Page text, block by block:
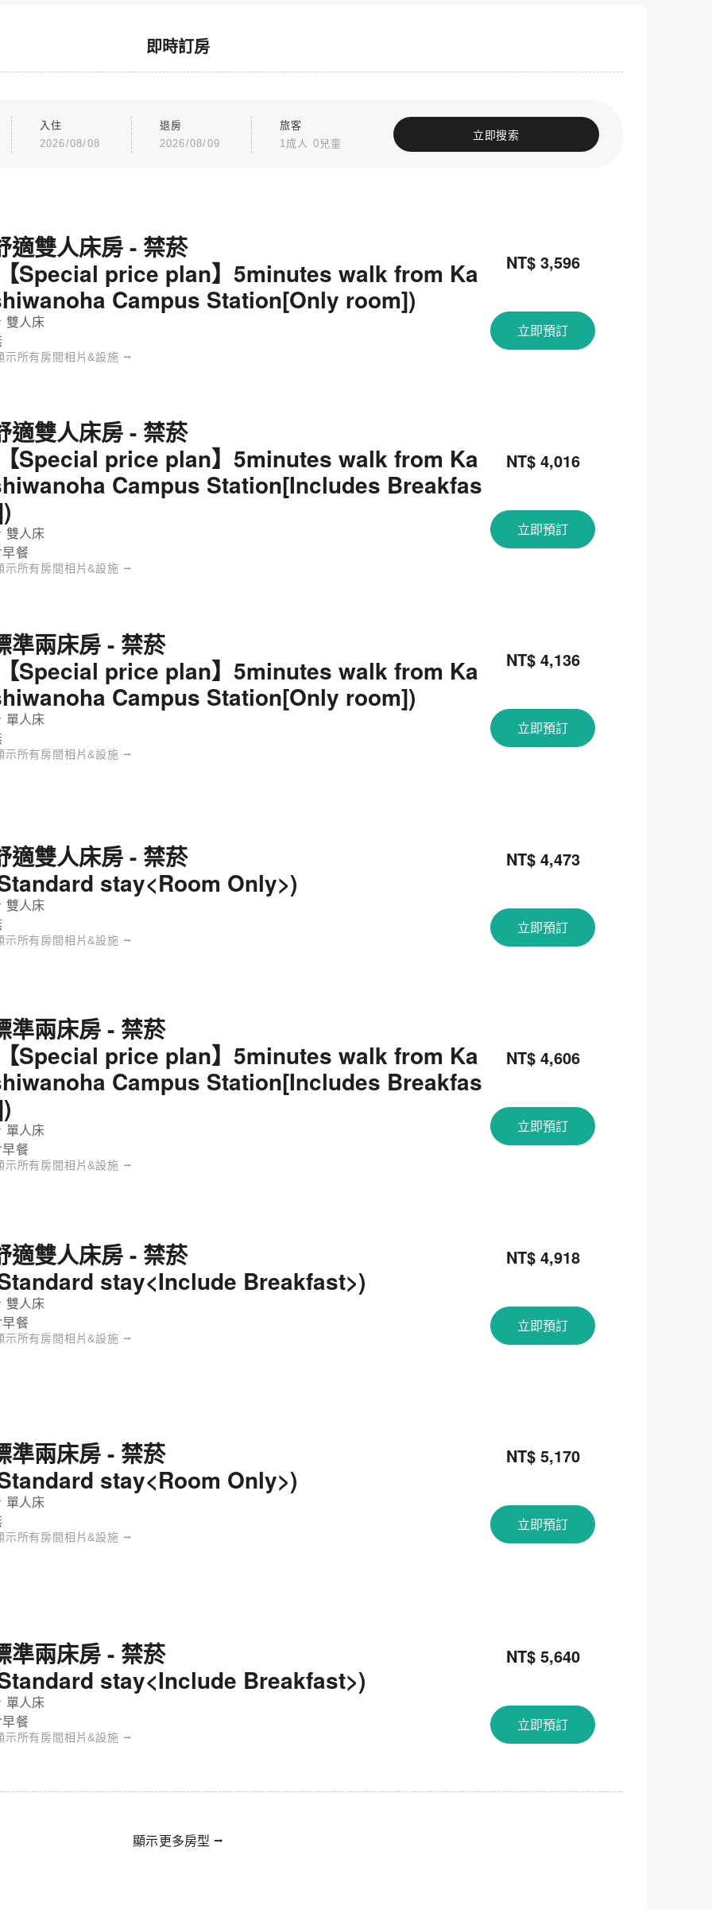
即時訂房
入住
2026/08/08
退房
2026/08/09
旅客
1成人 0兒童
立即搜索
適雙人床房 - 禁菸
Special price plan】5minutes walk from Ka
Campus Station[Only room])
雙人床
顯示所有房間相片&設施 ⭢
NT$ 3,596
立即預訂
適雙人床房 - 禁菸
Special price plan】5minutes walk from Ka
Campus Station[Includes Breakfas
雙人床
餐
顯示所有房間相片&設施 ⭢
NT$ 4,016
立即預訂
準兩床房 - 禁菸
Special price plan】5minutes walk from Ka
Campus Station[Only room])
單人床
顯示所有房間相片&設施 ⭢
NT$ 4,136
立即預訂
適雙人床房 - 禁菸
stay<Room Only>)
雙人床
顯示所有房間相片&設施 ⭢
NT$ 4,473
立即預訂
準兩床房 - 禁菸
Special price plan】5minutes walk from Ka
Campus Station[Includes Breakfas
單人床
餐
顯示所有房間相片&設施 ⭢
NT$ 4,606
立即預訂
適雙人床房 - 禁菸
stay<Include Breakfast>)
雙人床
餐
顯示所有房間相片&設施 ⭢
NT$ 4,918
立即預訂
準兩床房 - 禁菸
stay<Room Only>)
單人床
顯示所有房間相片&設施 ⭢
NT$ 5,170
立即預訂
準兩床房 - 禁菸
stay<Include Breakfast>)
單人床
餐
顯示所有房間相片&設施 ⭢
NT$ 5,640
立即預訂
顯示更多房型 ⭢